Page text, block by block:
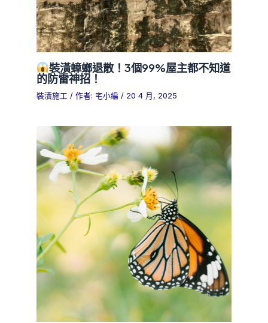
裝潢蟑螂退散！3個99%屋主都不知道
的防雷神招！
裝潢施工 / 作者: 宅小編 / 20 4 月, 2025